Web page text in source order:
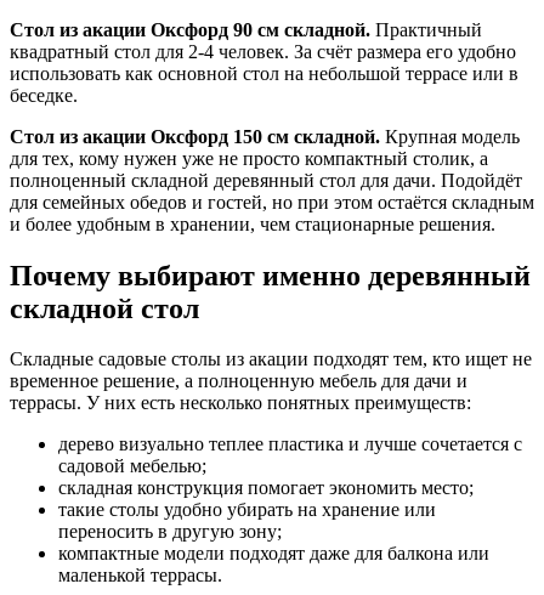
Стол из акации Оксфорд 90 см складной. Практичный
квадратный стол для 2-4 человек. За счёт размера его удобно
использовать как основной стол на небольшой террасе или в
беседке.
Стол из акации Оксфорд 150 см складной. Крупная модель
для тех, кому нужен уже не просто компактный столик, а
полноценный складной деревянный стол для дачи. Подойдёт
для семейных обедов и гостей, но при этом остаётся складным
и более удобным в хранении, чем стационарные решения.
Почему выбирают именно деревянный
складной стол
Складные садовые столы из акации подходят тем, кто ищет не
временное решение, а полноценную мебель для дачи и
террасы. У них есть несколько понятных преимуществ:
дерево визуально теплее пластика и лучше сочетается с
садовой мебелью;
складная конструкция помогает экономить место;
такие столы удобно убирать на хранение или
переносить в другую зону;
компактные модели подходят даже для балкона или
маленькой террасы.